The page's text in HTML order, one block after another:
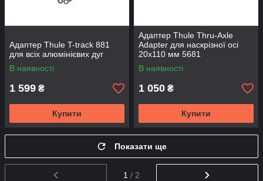
Адаптер Thule T-track 881
для всіх алюмінієвих дуг
В наявності
1 599 ₴
Купити
Адаптер Thule Thru-Axle
Adapter для наскрізної осі
20x110 мм 5681
В наявності
1 050 ₴
Купити
Показати ще
1 / 2